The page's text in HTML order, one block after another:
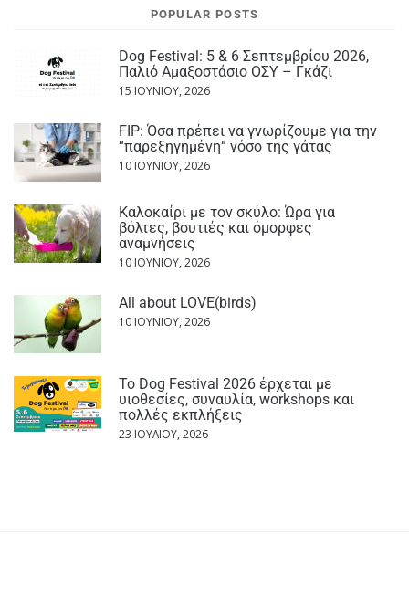
POPULAR POSTS
Dog Festival: 5 & 6 Σεπτεμβρίου 2026,
Παλιό Αμαξοστάσιο ΟΣΥ – Γκάζι
15 ΙΟΥΝΊΟΥ, 2026
FIP: Όσα πρέπει να γνωρίζουμε για την
“παρεξηγημένη“ νόσο της γάτας
10 ΙΟΥΝΊΟΥ, 2026
Καλοκαίρι με τον σκύλο: Ώρα για
βόλτες, βουτιές και όμορφες
αναμνήσεις
10 ΙΟΥΝΊΟΥ, 2026
All about LOVE(birds)
10 ΙΟΥΝΊΟΥ, 2026
Το Dog Festival 2026 έρχεται με
υιοθεσίες, συναυλία, workshops και
πολλές εκπλήξεις
23 ΙΟΥΛΊΟΥ, 2026